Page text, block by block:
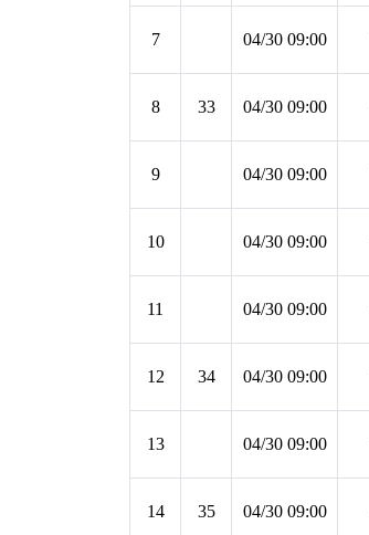
7 04/30 09:00
8 33 04/30 09:00
9 04/30 09:00
10 04/30 09:00
11 04/30 09:00
12 34 04/30 09:00
13 04/30 09:00
14 35 04/30 09:00